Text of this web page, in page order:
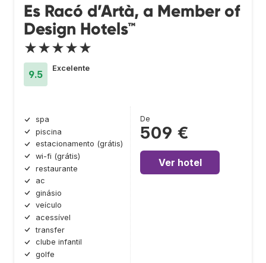
Es Racó d’Artà, a Member of
Design Hotels™
★★★★★
9.5
Excelente
spa
piscina
estacionamento (grátis)
wi-fi (grátis)
restaurante
ac
ginásio
veículo
acessível
transfer
clube infantil
golfe
De
509 €
Ver hotel